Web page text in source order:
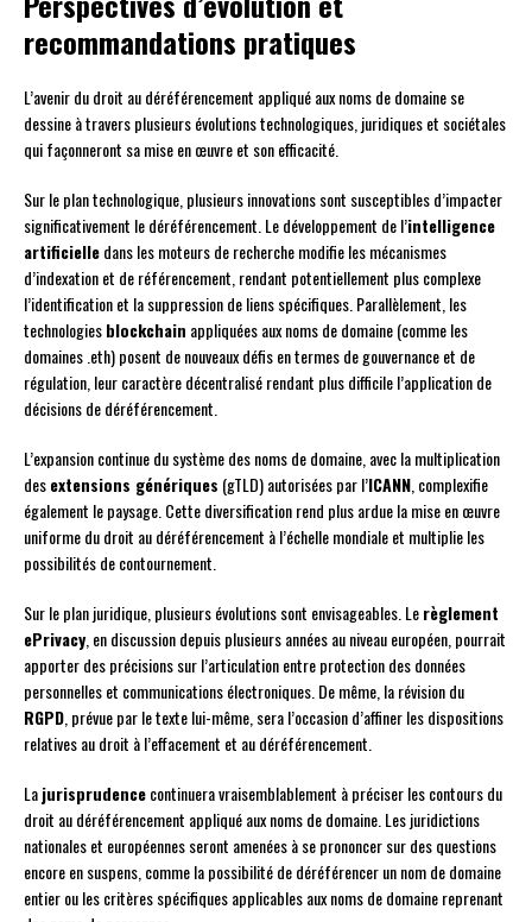
recommandations pratiques
L’avenir du droit au déréférencement appliqué aux noms de domaine se
dessine à travers plusieurs évolutions technologiques, juridiques et sociétales
qui façonneront sa mise en œuvre et son efficacité.
Sur le plan technologique, plusieurs innovations sont susceptibles d’impacter
significativement le déréférencement. Le développement de l’intelligence
artificielledans les moteurs de recherche modifie les mécanismes
d’indexation et de référencement, rendant potentiellement plus complexe
l’identification et la suppression de liens spécifiques. Parallèlement, les
technologiesblockchain appliquées aux noms de domaine (comme les
domaines .eth) posent de nouveaux défis en termes de gouvernance et de
régulation, leur caractère décentralisé rendant plus difficile l’application de
décisions de déréférencement.
L’expansion continue du système des noms de domaine, avec la multiplication
desextensions génériques (gTLD) autorisées par l’ICANN , complexifie
également le paysage. Cette diversification rend plus ardue la mise en œuvre
uniforme du droit au déréférencement à l’échelle mondiale et multiplie les
possibilités de contournement.
Sur le plan juridique, plusieurs évolutions sont envisageables. Lerèglement
ePrivacy , en discussion depuis plusieurs années au niveau européen, pourrait
apporter des précisions sur l’articulation entre protection des données
personnelles et communications électroniques. De même, la révision du
RGPD , prévue par le texte lui-même, sera l’occasion d’affiner les dispositions
relatives au droit à l’effacement et au déréférencement.
Lajurisprudencecontinuera vraisemblablement à préciser les contours du
droit au déréférencement appliqué aux noms de domaine. Les juridictions
nationales et européennes seront amenées à se prononcer sur des questions
encore en suspens, comme la possibilité de déréférencer un nom de domaine
entier ou les critères spécifiques applicables aux noms de domaine reprenant